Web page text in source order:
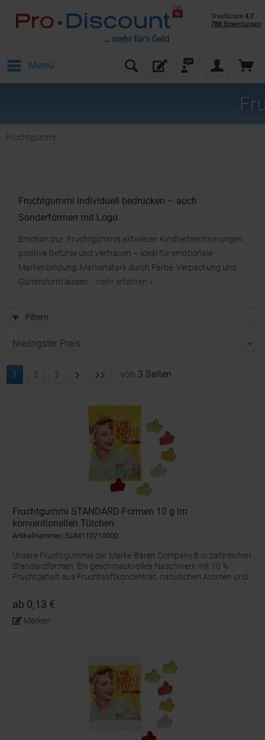
Menü
Fruchtgummi
Fruchtgummi individuell bedrucken – auch
Sonderformen mit Logo
Emotion pur: Fruchtgummis aktivieren Kindheitserinnerungen,
positive Gefühle und Vertrauen – ideal für emotionale
Markenbindung. Markenstark durch Farbe: Verpackung und
Gummiform lassen... mehr erfahren »
Filtern
1 2 3 von 3 Seiten
Fruchtgummi STANDARD-Formen 10 g im
konventionellen Tütchen
Artikelnummer: SUM110710000
Unsere Fruchtgummis der Marke Bären Company® in zahlreichen
Standardformen. Ein geschmackvolles Naschwerk mit 10 %
Fruchtgehalt aus Fruchtsaftkonzentrat, natürlichen Aromen und
ab 0,13 €
Merken